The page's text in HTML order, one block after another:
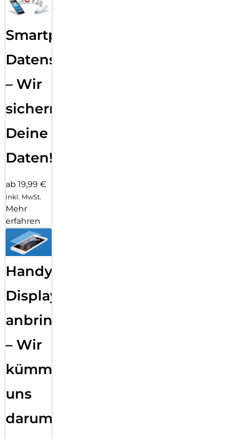
Smartphone
Datensicherung
– Wir
sichern
Deine
Daten!
ab 19,99 €
inkl. MwSt.
Mehr
erfahren
Handy
Displayfolie
anbringen
– Wir
kümmern
uns
darum!